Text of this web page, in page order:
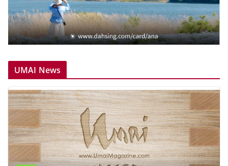
UMAI News